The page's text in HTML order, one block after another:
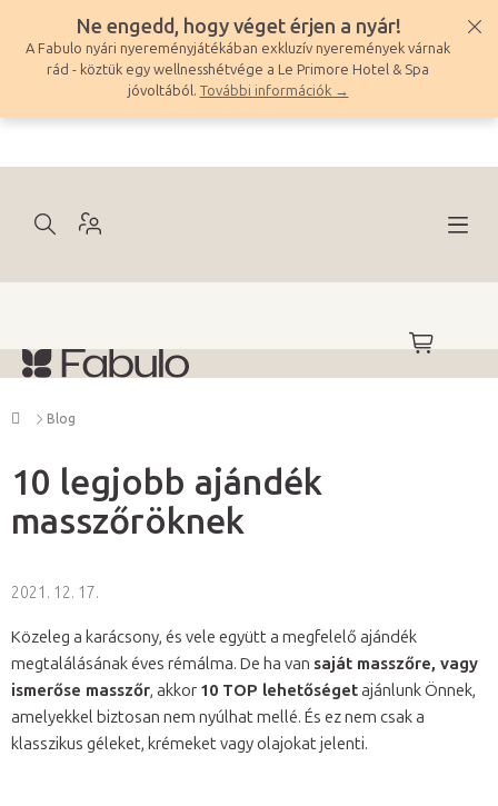
tartalomhoz
Ne engedd, hogy véget érjen a nyár!
A Fabulo nyári nyereményjátékában exkluzív nyeremények várnak
rád - köztük egy wellnesshétvége a Le Primore Hotel & Spa
jóvoltából. További információk →
KOSÁR
Kezdőlap
Blog
10 legjobb ajándék
masszőröknek
2021. 12. 17.
Közeleg a karácsony, és vele együtt a megfelelő ajándék
megtalálásának éves rémálma. De ha van saját masszőre, vagy
ismerőse masszőr, akkor 10 TOP lehetőségetajánlunk Önnek,
amelyekkel biztosan nem nyúlhat mellé. És ez nem csak a
klasszikus géleket, krémeket vagy olajokat jelenti.